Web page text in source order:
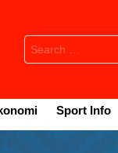
Search
for:
Sport Info